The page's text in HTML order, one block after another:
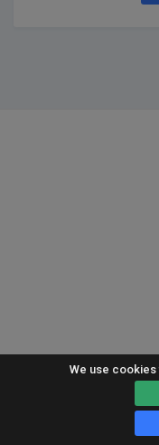
We use